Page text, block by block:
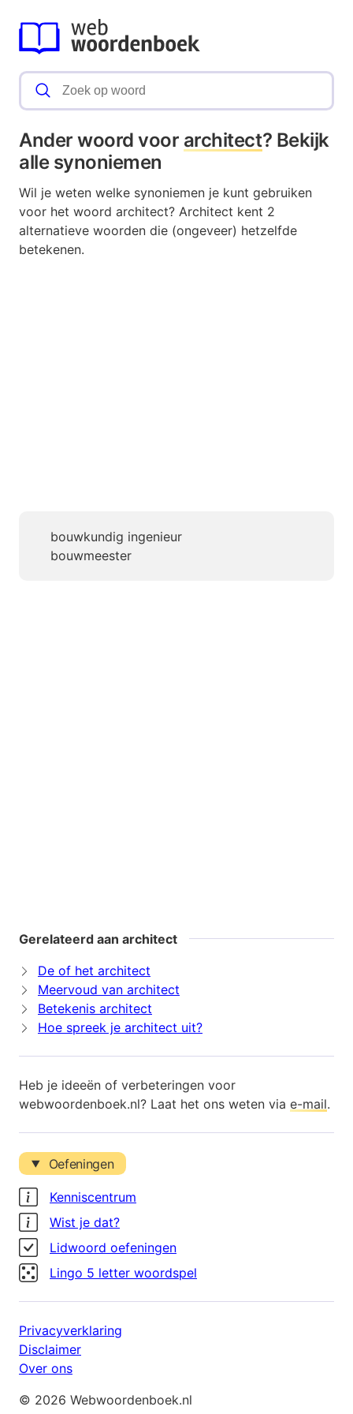
Ander woord voor architect? Bekijk
alle synoniemen
Wil je weten welke synoniemen je kunt gebruiken
voor het woord architect? Architect kent 2
alternatieve woorden die (ongeveer) hetzelfde
betekenen.
bouwkundig ingenieur
bouwmeester
Gerelateerd aan architect
De of het architect
Meervoud van architect
Betekenis architect
Hoe spreek je architect uit?
Heb je ideeën of verbeteringen voor
webwoordenboek.nl? Laat het ons weten via e-mail.
Oefeningen
Kenniscentrum
Wist je dat?
Lidwoord oefeningen
Lingo 5 letter woordspel
Privacyverklaring
Disclaimer
Over ons
© 2026 Webwoordenboek.nl